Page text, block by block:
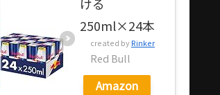
ける
250ml×24本
created byRinker
Red Bull
Amazon